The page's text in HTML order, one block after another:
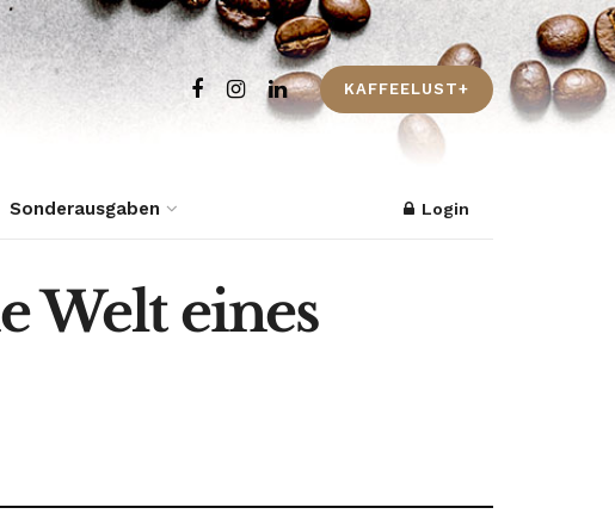
KAFFEELUST+
Sonderausgaben Login
Welt eines